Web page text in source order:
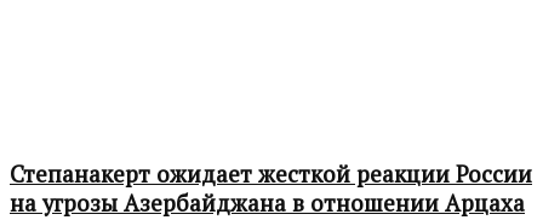
Степанакерт ожидает жесткой реакции России
на угрозы Азербайджана в отношении Арцаха